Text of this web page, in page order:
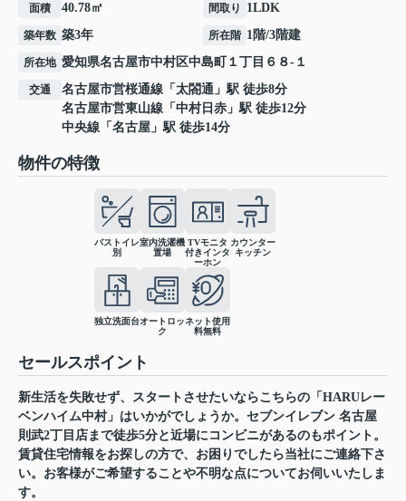
面積 40.78㎡ 間取り 1LDK
築年数 築3年 所在階 1階/3階建
所在地 愛知県名古屋市中村区中島町 １丁目６８-１
交通 名古屋市営桜通線 「 太閤通 」駅 徒歩8分
名古屋市営東山線 「 中村日赤 」駅 徒歩12分
中央線 「 名古屋 」駅 徒歩14分
物件の特徴
バストイレ
別
室内洗濯機
置場
TVモニタ
付きインタ
ーホン
カウンター
キッチン
独立洗面台オートロッ
ク
ネット使用
料無料
セールスポイント
新生活を失敗せず、スタートさせたいならこちらの「HARUレー
ベンハイム中村」はいかがでしょうか。セブンイレブン 名古屋
則武2丁目店まで徒歩5分と近場にコンビニがあるのもポイント。
賃貸住宅情報をお探しの方で、お困りでしたら当社にご連絡下さ
い。お客様がご希望することや不明な点についてお伺いいたしま
す。